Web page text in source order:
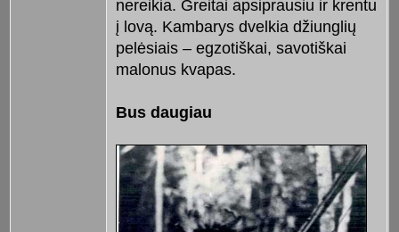
nereikia. Greitai apsiprausiu ir krentu
į lovą. Kambarys dvelkia džiunglių
pelėsiais – egzotiškai, savotiškai
malonus kvapas.
Bus daugiau